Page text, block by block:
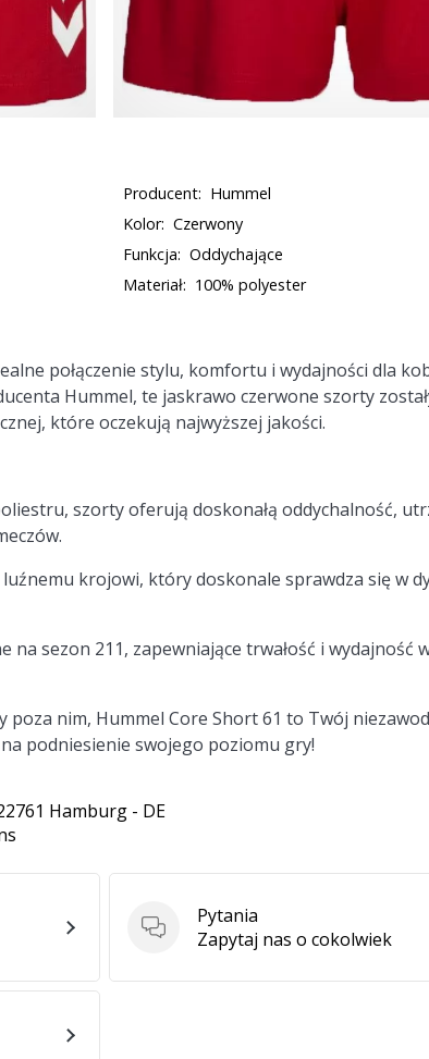
Producent: Hummel
Kolor: Czerwony
Funkcja: Oddychające
Materiał: 100% polyester
połączenie stylu, komfortu i wydajności dla
Hummel, te jaskrawo czerwone szorty
które oczekują najwyższej jakości.
szorty oferują doskonałą oddychalność,
krojowi, który doskonale sprawdza się w
na sezon 211, zapewniające trwałość i wydajność
poza nim, Hummel Core Short 61 to Twój
podniesienie swojego poziomu gry!
Hamburg - DE
Pytania
Pytania
Zapytaj nas o cokolwiek